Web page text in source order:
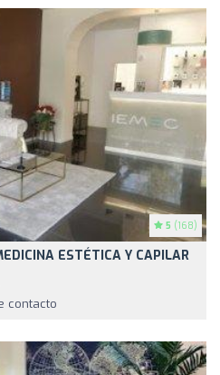
5 (168)
ESTÉTICA Y CAPILAR
contacto